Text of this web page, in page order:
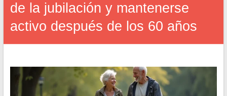
de la jubilación y mantenerse
activo después de los 60 años